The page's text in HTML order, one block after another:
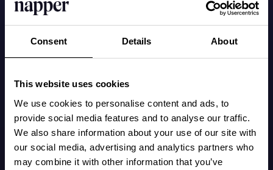
Consent Details About
This website uses cookies
We use cookies to personalise content and ads, to
provide social media features and to analyse our traffic.
We also share information about your use of our site with
our social media, advertising and analytics partners who
may combine it with other information that you’ve
Send